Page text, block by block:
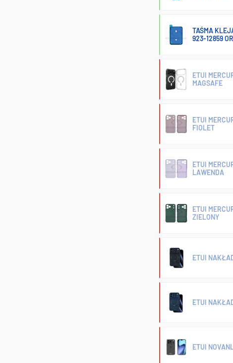
TAŚMA
923-12859
ETUI
MAGSAFE
ETUI
FIOLET
ETUI
LAWENDA
ETUI
ZIELONY
ETUI
ETUI
ETUI